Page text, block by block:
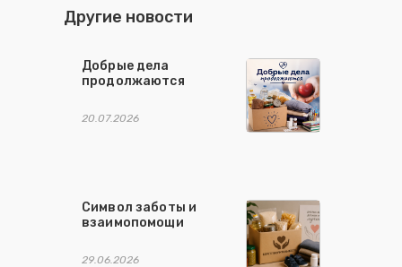
Другие новости
Добрые дела
продолжаются
20.07.2026
Символ заботы и
взаимопомощи
29.06.2026